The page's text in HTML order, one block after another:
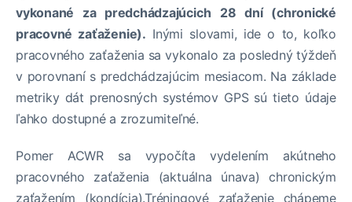
vykonané za predchádzajúcich
28 dní (chronické
pracovné zaťaženie). Inými slovami, ide o to, koľko
pracovného zaťaženia sa vykonalo za posledný týždeň
v porovnaní s predchádzajúcim mesiacom. Na základe
metriky dát prenosných systémov GPS sú tieto údaje
ľahko dostupné a zrozumiteľné.
Pomer ACWR sa vypočíta vydelením akútneho
pracovného zaťaženia (aktuálna únava) chronickým
zaťažením (kondícia).Tréningové zaťaženie chápeme